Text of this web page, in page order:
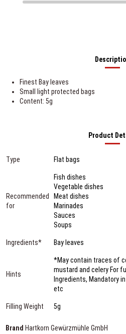
Finest Bay leaves
Small light protected bags
Content: 5g
Product
Type Flat bags
Recommended
for
Fish dishes
Vegetable dishes
Meat dishes
Marinades
Sauces
Soups
Ingredients* Bay leaves
Hints
*May contain traces of
mustard and celery For
Ingredients, Mandatory
etc
Filling Weight 5g
Brand Hartkorn Gewürzmühle GmbH